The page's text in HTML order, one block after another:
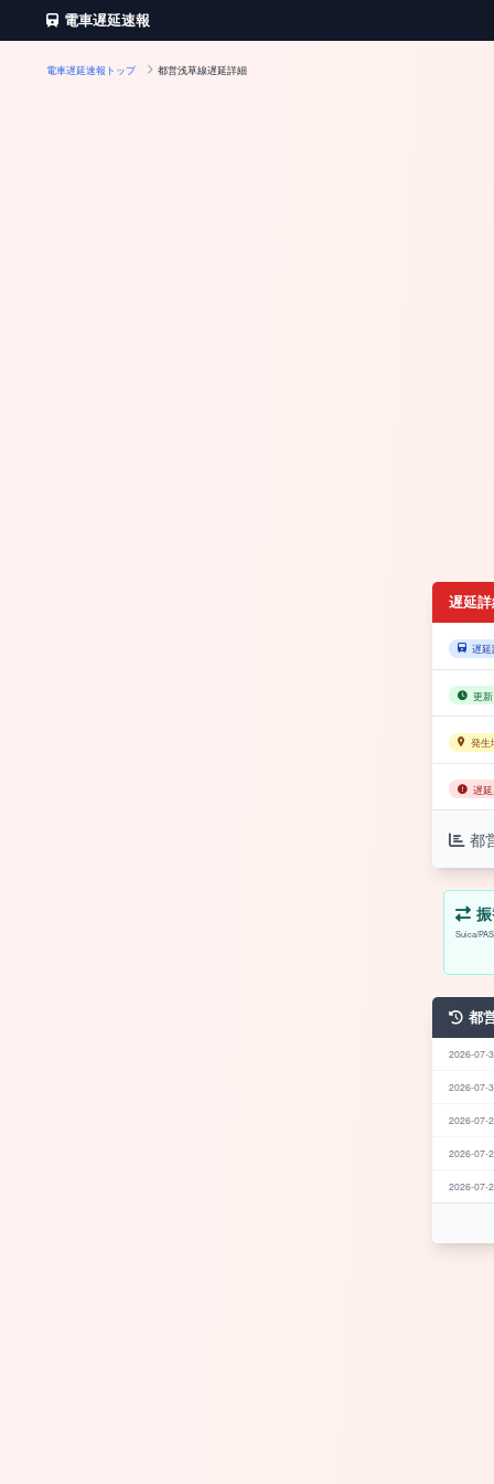
電車遅延速報
電車遅延速報トップ 都営浅草線遅延詳細
遅延
遅延
更
発生
遅
都
Suica/
都
2026-07-
2026-07-
2026-07-
2026-07-
2026-07-